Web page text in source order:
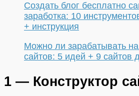
Создать блог бесплатно
заработка: 10
+ инструкция
Можно ли зарабатывать
сайтов: 5 идей + 9 сайтов
1 — Конструктор